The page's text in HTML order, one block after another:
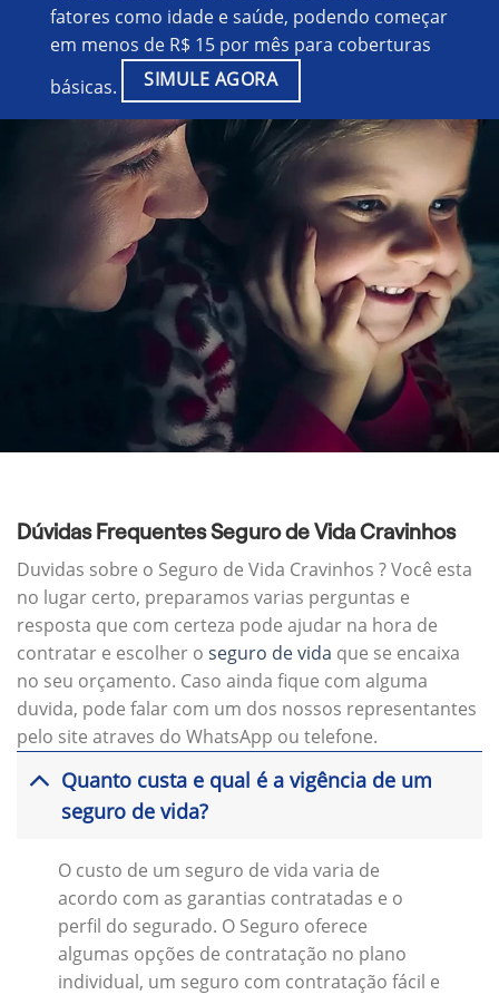
fatores como idade e saúde, podendo começar
em menos de R$ 15 por mês para coberturas
básicas.
SIMULE AGORA
Dúvidas Frequentes Seguro de Vida Cravinhos
Duvidas sobre o Seguro de Vida Cravinhos ? Você esta
no lugar certo, preparamos varias perguntas e
resposta que com certeza pode ajudar na hora de
contratar e escolher o seguro de vida que se encaixa
no seu orçamento. Caso ainda fique com alguma
duvida, pode falar com um dos nossos representantes
pelo site atraves do WhatsApp ou telefone.
Quanto custa e qual é a vigência de um
seguro de vida?
O custo de um seguro de vida varia de
acordo com as garantias contratadas e o
perfil do segurado. O Seguro oferece
algumas opções de contratação no plano
individual, um seguro com contratação fácil e